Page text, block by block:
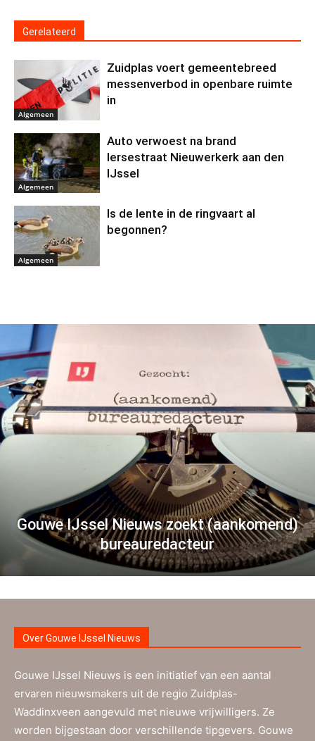
Gerelateerd
Algemeen
Zuidplas voert gemeentebreed
messenverbod in openbare ruimte
in
Algemeen
Auto verwoest na brand
Iersestraat Nieuwerkerk aan den
IJssel
Algemeen
Is de lente in de ringvaart al
begonnen?
Gouwe IJssel Nieuws zoekt (aankomend)
bureauredacteur
Over Gouwe IJssel Nieuws
Gouwe IJssel Nieuws is een initiatief van een aantal
ervaren nieuwsmakers uit de regio Zuidplas-
Waddinxveen aangevuld met nieuwe vrijwilligers. Ze
worden bijgestaan door verschillende tipgevers. Gouwe